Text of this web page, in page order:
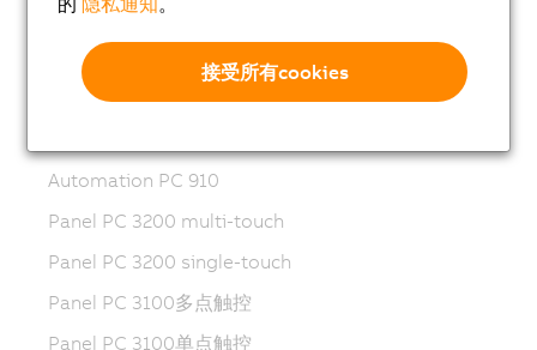
Automation PC 3100 mobile
Automation PC 2300
Automation PC 2200
Automation PC 910
Panel PC 3200 multi-touch
Panel PC 3200 single-touch
Panel PC 3100多点触控
Panel PC 3100单点触控
接受所有cookies